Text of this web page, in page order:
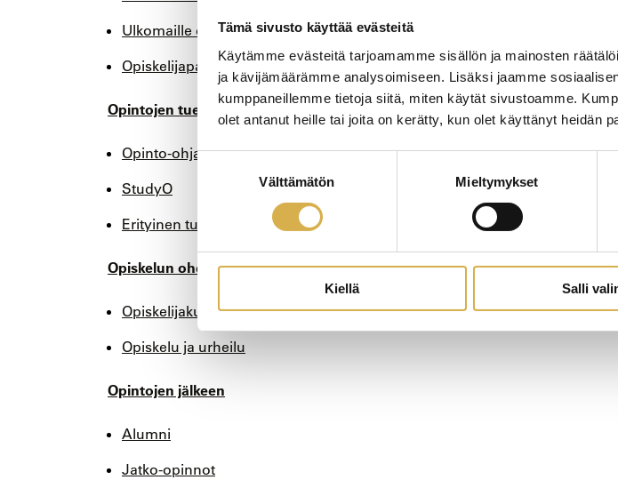
Tämä sivusto käyttää evästeitä
Käytämme evästeitä tarjoamamme sisällön ja mainosten
ja kävijämäärämme analysoimiseen. Lisäksi jaamme
kumppaneillemme tietoja siitä, miten käytät sivustoamme.
olet antanut heille tai joita on kerätty, kun olet käyttänyt heidän
Suostumuksen
Välttämätön Mieltymykset
Kiellä Salli
Ulkomaille opintojen aikana
Opiskelijapalautteet
Opintojen tueksi
Opinto-ohjaajat
StudyO
Erityinen tuki
Opiskelun ohessa
Opiskelijakunta ja tutortoiminta
Opiskelu ja urheilu
Opintojen jälkeen
Alumni
Jatko-opinnot